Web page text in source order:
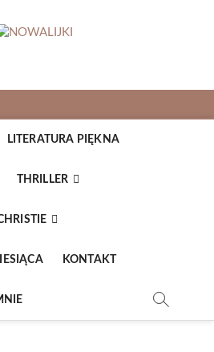
LITERATURA PIĘKNA
THRILLER
KONTAKT